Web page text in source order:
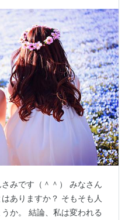
みです（＾＾） みなさん
ありますか？ そもそも人
か。 結論、私は変われる